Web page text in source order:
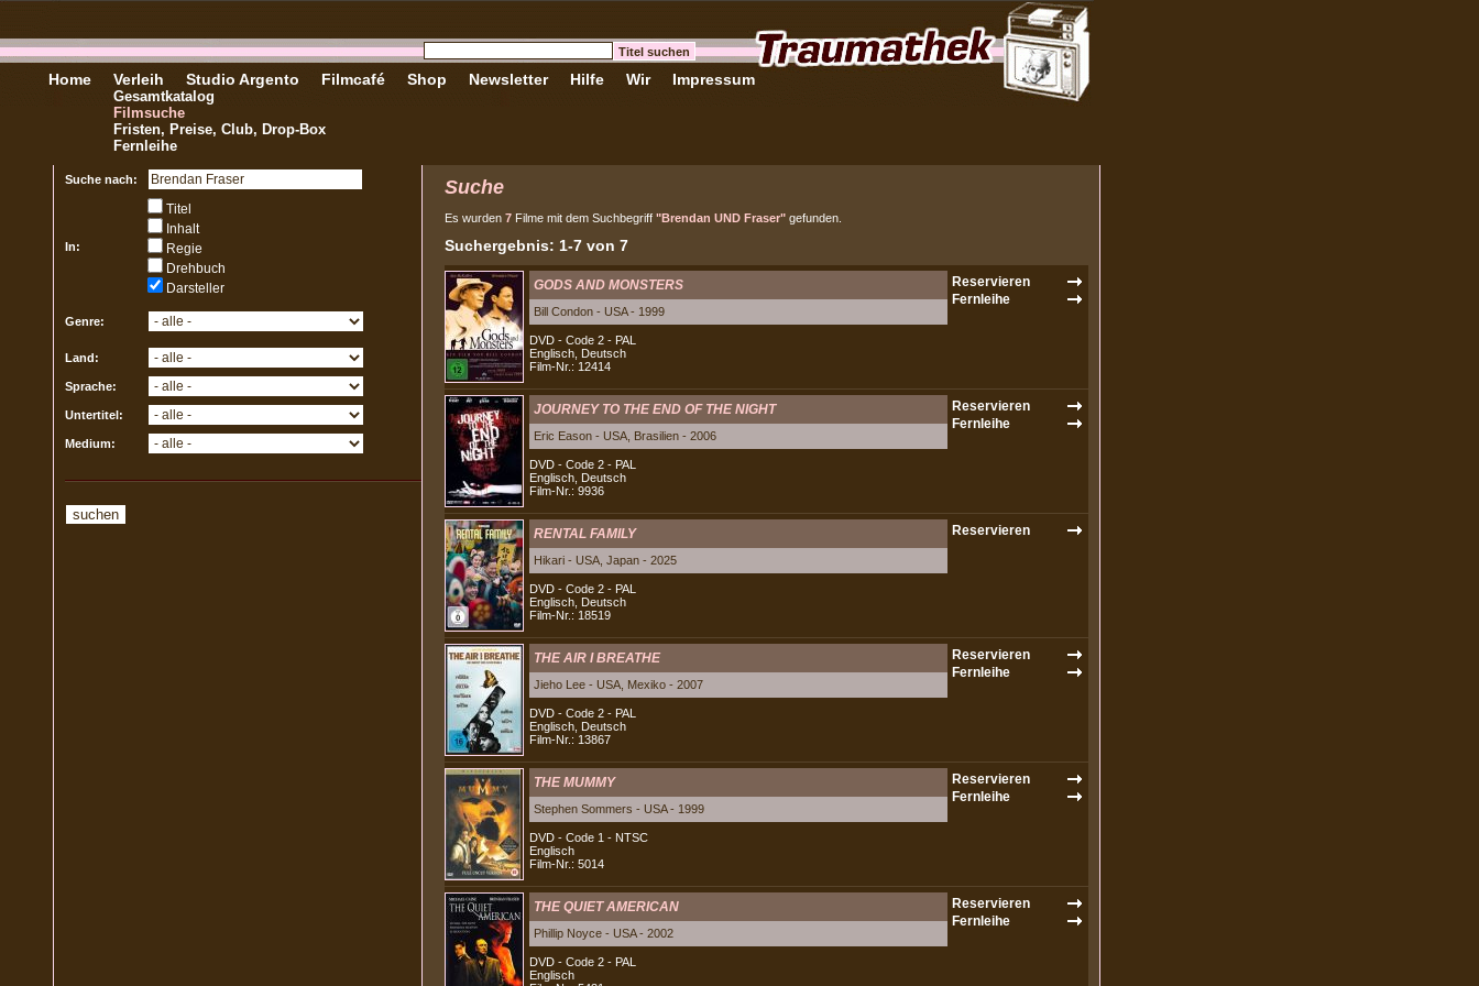
Home Verleih
Gesamtkatalog
Filmsuche
Fristen, Preise, Club, Drop-Box
Fernleihe
Studio Argento Filmcafé Shop Newsletter Hilfe Wir Impressum
Suche nach:
In:
Titel
Inhalt
Regie
Drehbuch
Darsteller
Genre:
Land:
Sprache:
Untertitel:
Medium:
Suche
Es wurden 7 Filme mit dem Suchbegriff "Brendan UND Fraser" gefunden.
Suchergebnis: 1-7 von 7
GODS AND MONSTERS
Bill Condon - USA - 1999
DVD - Code 2 - PAL
Englisch, Deutsch
Film-Nr.: 12414
JOURNEY TO THE END OF THE NIGHT
Eric Eason - USA, Brasilien - 2006
DVD - Code 2 - PAL
Englisch, Deutsch
Film-Nr.: 9936
RENTAL FAMILY
Hikari - USA, Japan - 2025
DVD - Code 2 - PAL
Englisch, Deutsch
Film-Nr.: 18519
THE AIR I BREATHE
Jieho Lee - USA, Mexiko - 2007
DVD - Code 2 - PAL
Englisch, Deutsch
Film-Nr.: 13867
THE MUMMY
Stephen Sommers - USA - 1999
DVD - Code 1 - NTSC
Englisch
Film-Nr.: 5014
THE QUIET AMERICAN
Phillip Noyce - USA - 2002
DVD - Code 2 - PAL
Englisch